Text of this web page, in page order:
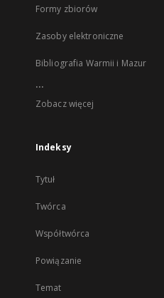
Formy zbiorów
Zasoby elektroniczne
Bibliografia Warmii i Mazur
...
Zobacz więcej
Indeksy
Tytuł
Twórca
Współtwórca
Powiązanie
Temat